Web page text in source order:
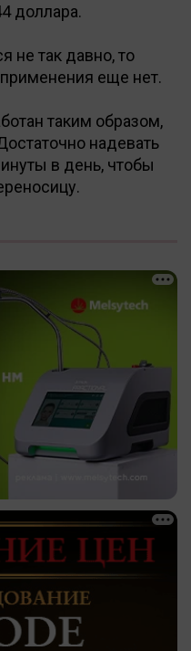
доллара.
не так давно, то
применения еще нет.
таким образом,
надевать
в день, чтобы